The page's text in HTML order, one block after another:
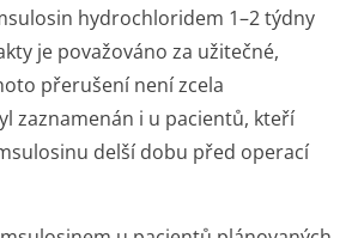
hydrochloridem 1–2 týdny
je považováno za užitečné,
přerušení není zcela
zaznamenán i u pacientů, kteří
delší dobu před operací